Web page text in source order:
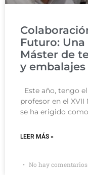
Futuro: Una
Máster de
y embalajes
Este año, tengo
profesor en el
se ha erigido
LEER MÁS »
No hay comentarios